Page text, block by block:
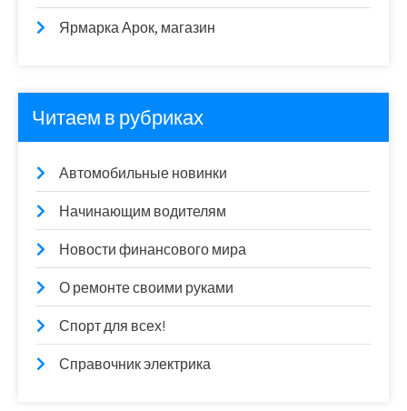
Ярмарка Арок, магазин
Читаем в рубриках
Автомобильные новинки
Начинающим водителям
Новости финансового мира
О ремонте своими руками
Спорт для всех!
Справочник электрика